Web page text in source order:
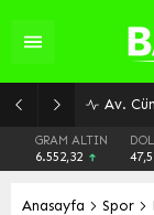
GRAM ALTIN
6.552,32
Anasayfa Spor